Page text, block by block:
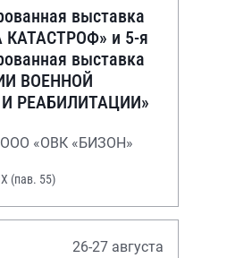
выставка
и 5-я
выставка
ВОЕННОЙ
РЕАБИЛИТАЦИИ»
ООО «ОВК «БИЗОН»
(пав. 55)
26-27 августа